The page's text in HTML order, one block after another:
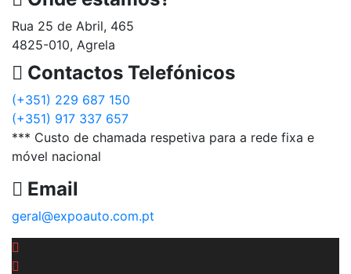
Rua 25 de Abril, 465
4825-010, Agrela
Contactos Telefónicos
(+351) 229 687 150
(+351) 917 337 657
*** Custo de chamada respetiva para a rede fixa e
móvel nacional
Email
geral@expoauto.com.pt